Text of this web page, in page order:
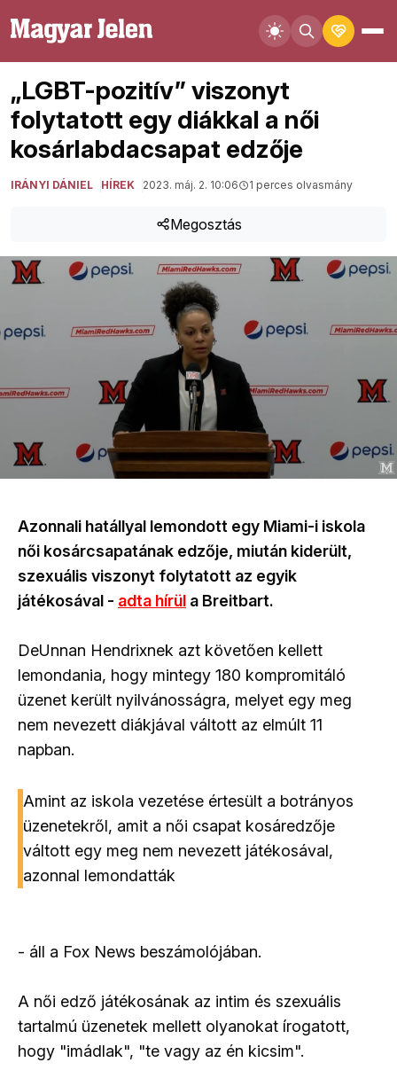
„LGBT-pozitív” viszonyt
folytatott egy diákkal a női
kosárlabdacsapat edzője
IRÁNYI DÁNIEL HÍREK 2023. máj. 2. 10:06 1 perces olvasmány
Megosztás
Azonnali hatállyal lemondott egy Miami-i iskola
női kosárcsapatának edzője, miután kiderült,
szexuális viszonyt folytatott az egyik
játékosával - adta hírül a Breitbart.
DeUnnan Hendrixnek azt követően kellett
lemondania, hogy mintegy 180 kompromitáló
üzenet került nyilvánosságra, melyet egy meg
nem nevezett diákjával váltott az elmúlt 11
napban.
Amint az iskola vezetése értesült a botrányos
üzenetekről, amit a női csapat kosáredzője
váltott egy meg nem nevezett játékosával,
azonnal lemondatták
- áll a Fox News beszámolójában.
A női edző játékosának az intim és szexuális
tartalmú üzenetek mellett olyanokat írogatott,
hogy "imádlak", "te vagy az én kicsim".